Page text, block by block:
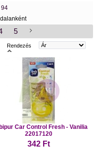
94
5
Rendezés
Car Control Fresh - Vanilia
22017120
342 Ft